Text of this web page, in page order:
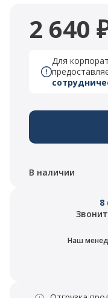
2 640
Для
В наличии
8
Наш